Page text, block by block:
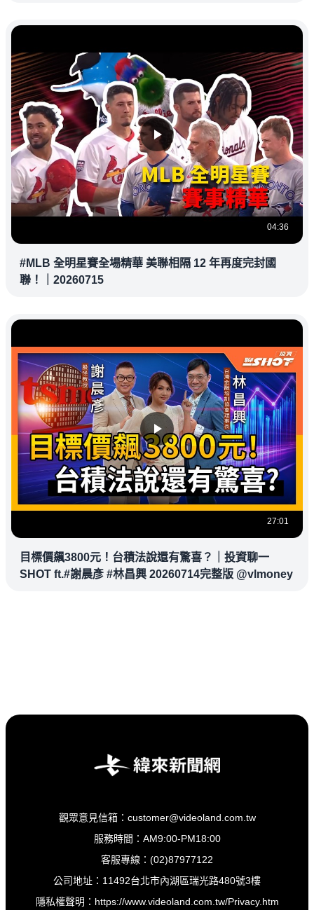
04:36
#MLB 全明星賽全場精華 美聯相隔 12 年再度完封國
聯！｜20260715
27:01
目標價飆3800元！台積法說還有驚喜？｜投資聊一
SHOT ft.#謝晨彥 #林昌興 20260714完整版 @vlmoney
觀眾意見信箱：customer@videoland.com.tw
服務時間：AM9:00-PM18:00
客服專線：(02)87977122
公司地址：11492台北市內湖區瑞光路480號3樓
隱私權聲明： https://www.videoland.com.tw/Privacy.htm